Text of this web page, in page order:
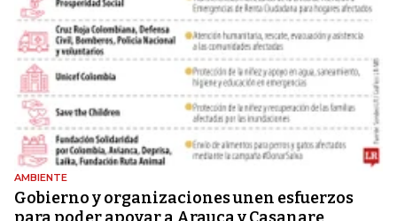
AMBIENTE
Gobierno y organizaciones unen esfuerzos